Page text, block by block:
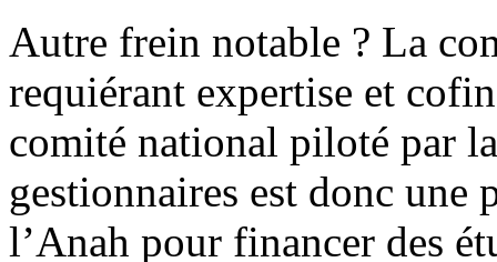
Autre frein notable ? La
requiérant expertise et
comité national piloté par
gestionnaires est donc
l’Anah pour financer des